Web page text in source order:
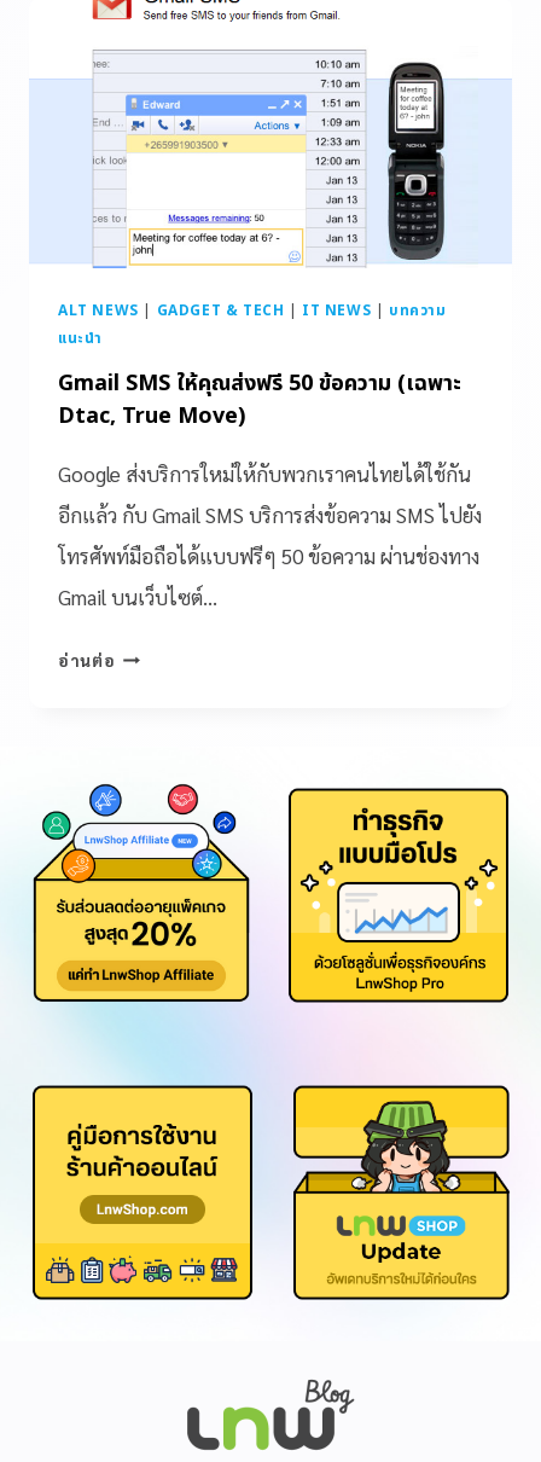
ALT NEWS | GADGET & TECH | IT NEWS | บทความ
แนะนำ
Gmail SMS ให้คุณส่งฟรี 50 ข้อความ (เฉพาะ
Dtac, True Move)
Google ส่งบริการใหม่ให้กับพวกเราคนไทยได้ใช้กัน
อีกแล้ว กับ Gmail SMS บริการส่งข้อความ SMS ไปยัง
โทรศัพท์มือถือได้แบบฟรีๆ 50 ข้อความ ผ่านช่องทาง
Gmail บนเว็บไซต์…
อ่านต่อ